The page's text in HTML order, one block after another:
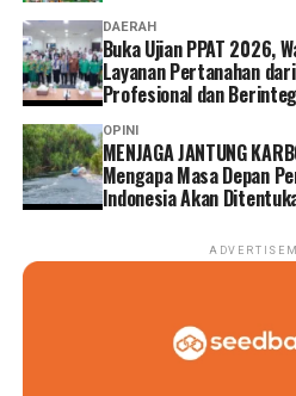
DAERAH
Buka Ujian PPAT 2026,
Layanan Pertanahan
Profesional dan
OPINI
MENJAGA JANTUNG
Mengapa Masa Depan
Indonesia Akan